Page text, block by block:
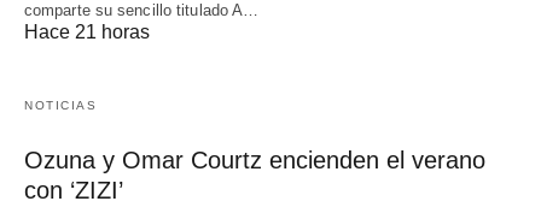
comparte su sencillo titulado A…
Hace 21 horas
NOTICIAS
Ozuna y Omar Courtz encienden el verano
con ‘ZIZI’